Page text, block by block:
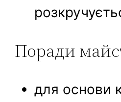
Поради
для основи